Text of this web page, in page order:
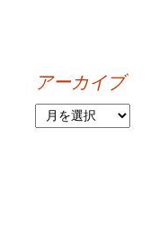
アーカイブ
ー